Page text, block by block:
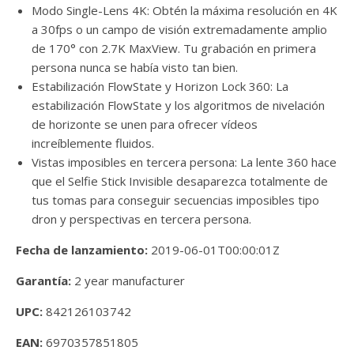
Modo Single-Lens 4K: Obtén la máxima resolución en 4K
a 30fps o un campo de visión extremadamente amplio
de 170° con 2.7K MaxView. Tu grabación en primera
persona nunca se había visto tan bien.
Estabilización FlowState y Horizon Lock 360: La
estabilización FlowState y los algoritmos de nivelación
de horizonte se unen para ofrecer vídeos
increíblemente fluidos.
Vistas imposibles en tercera persona: La lente 360 hace
que el Selfie Stick Invisible desaparezca totalmente de
tus tomas para conseguir secuencias imposibles tipo
dron y perspectivas en tercera persona.
Fecha de lanzamiento: 2019-06-01T00:00:01Z
Garantía: 2 year manufacturer
UPC: 842126103742
EAN: 6970357851805